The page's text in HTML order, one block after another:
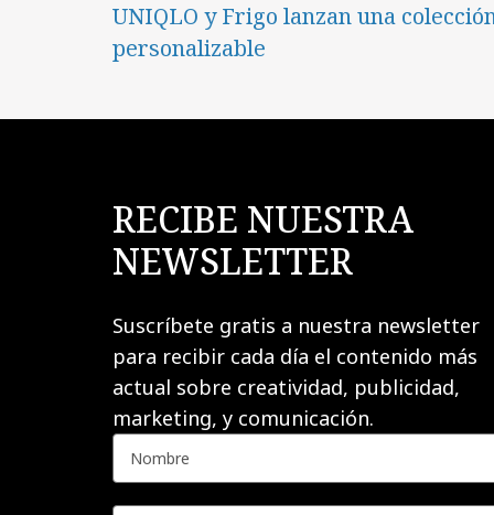
UNIQLO y Frigo lanzan una
personalizable
RECIBE NUESTRA
NEWSLETTER
Suscríbete gratis a nuestra newsletter
para recibir cada día el contenido más
actual sobre creatividad, publicidad,
marketing, y comunicación.